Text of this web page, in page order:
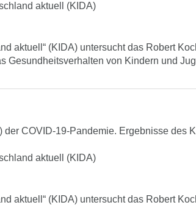
aktuell (KIDA)
aktuell“ (KIDA) untersucht das Robert
Gesundheitsverhalten von Kindern und
COVID-19-Pandemie. Ergebnisse des
aktuell (KIDA)
aktuell“ (KIDA) untersucht das Robert